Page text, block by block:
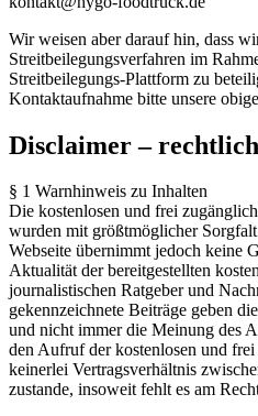
Wir weisen aber darauf hin, dass
Streitbeilegungsverfahren im
Streitbeilegungs-Plattform zu
Kontaktaufnahme bitte unsere
Disclaimer –
§ 1 Warnhinweis zu Inhalten
Die kostenlosen und frei
wurden mit größtmöglicher
Webseite übernimmt jedoch keine
Aktualität der bereitgestellten
journalistischen Ratgeber und
gekennzeichnete Beiträge geben
und nicht immer die Meinung des
den Aufruf der kostenlosen und
keinerlei Vertragsverhältnis
zustande, insoweit fehlt es am